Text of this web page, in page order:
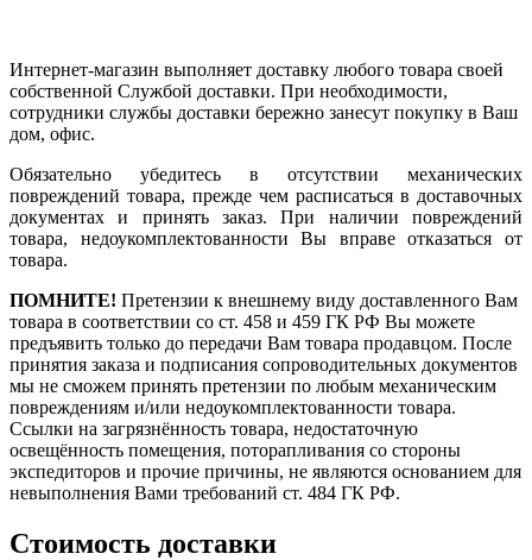
Интернет-магазин выполняет доставку любого товара своей
собственной Службой доставки. При необходимости,
сотрудники службы доставки бережно занесут покупку в Ваш
дом, офис.
Обязательно убедитесь в отсутствии механических
повреждений товара, прежде чем расписаться в доставочных
документах и принять заказ. При наличии повреждений
товара, недоукомплектованности Вы вправе отказаться от
товара.
ПОМНИТЕ! Претензии к внешнему виду доставленного Вам
товара в соответствии со ст. 458 и 459 ГК РФ Вы можете
предъявить только до передачи Вам товара продавцом. После
принятия заказа и подписания сопроводительных документов
мы не сможем принять претензии по любым механическим
повреждениям и/или недоукомплектованности товара.
Ссылки на загрязнённость товара, недостаточную
освещённость помещения, поторапливания со стороны
экспедиторов и прочие причины, не являются основанием для
невыполнения Вами требований ст. 484 ГК РФ.
Стоимость доставки